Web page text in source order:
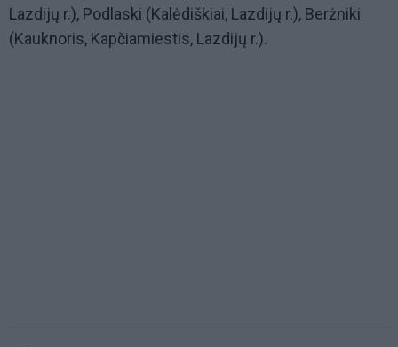
Lazdijų r.), Podlaski (Kalėdiškiai, Lazdijų r.), Berżniki
(Kauknoris, Kapčiamiestis, Lazdijų r.).